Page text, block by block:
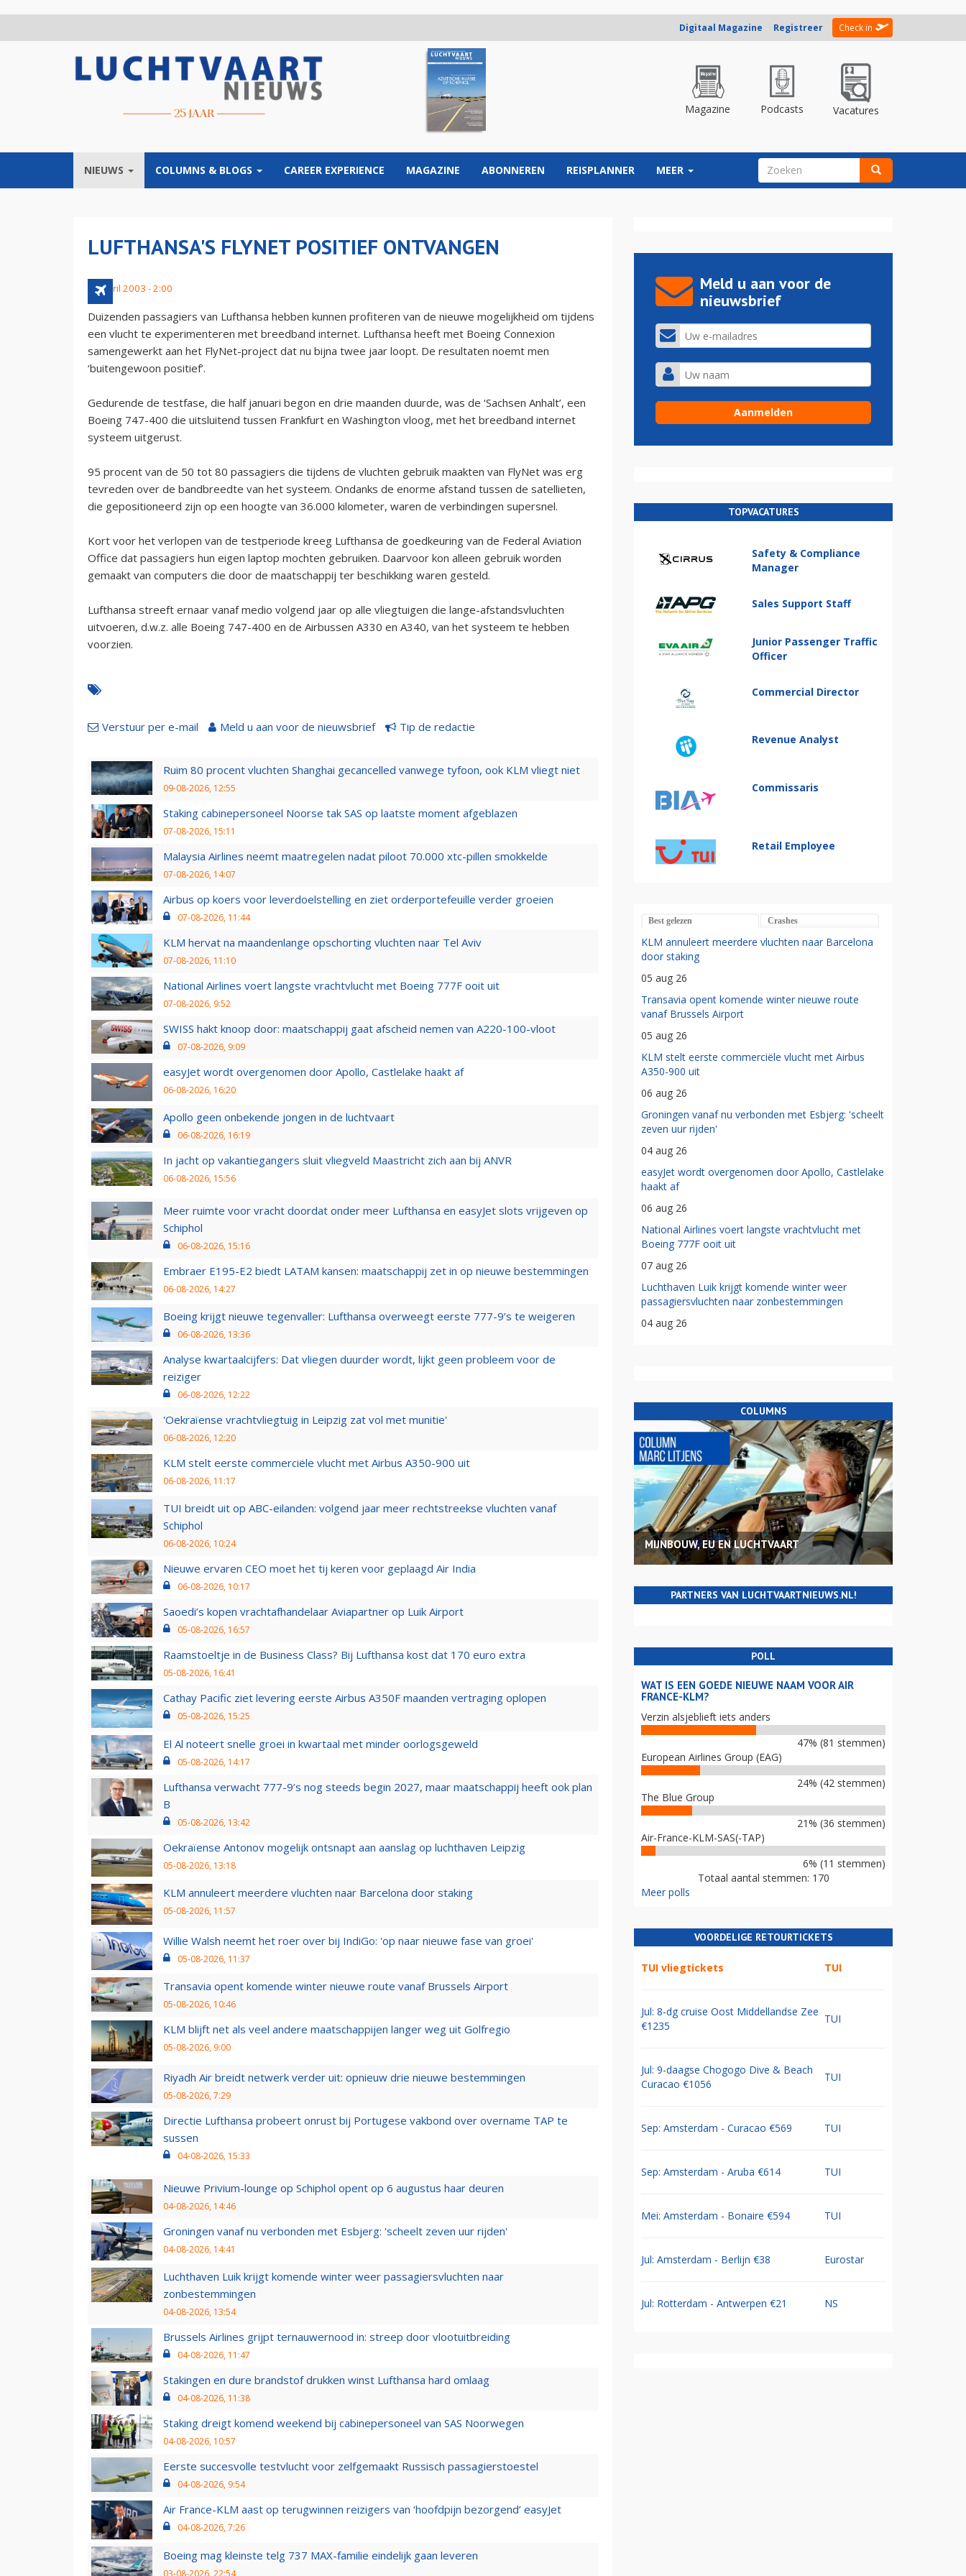
Digitaal Magazine Registreer Check in
Magazine Podcasts Vacatures
NIEUWS COLUMNS & BLOGS CAREER EXPERIENCE MAGAZINE ABONNEREN REISPLANNER MEER ZOEKVELD
LUFTHANSA'S FLYNET POSITIEF ONTVANGEN
24 april 2003 - 2:00
Duizenden passagiers van Lufthansa hebben kunnen profiteren van de nieuwe mogelijkheid om tijdens
een vlucht te experimenteren met breedband internet. Lufthansa heeft met Boeing Connexion
samengewerkt aan het FlyNet-project dat nu bijna twee jaar loopt. De resultaten noemt men
‘buitengewoon positief’.
Gedurende de testfase, die half januari begon en drie maanden duurde, was de ‘Sachsen Anhalt’, een
Boeing 747-400 die uitsluitend tussen Frankfurt en Washington vloog, met het breedband internet
systeem uitgerust.
95 procent van de 50 tot 80 passagiers die tijdens de vluchten gebruik maakten van FlyNet was erg
tevreden over de bandbreedte van het systeem. Ondanks de enorme afstand tussen de satellieten,
die gepositioneerd zijn op een hoogte van 36.000 kilometer, waren de verbindingen supersnel.
Kort voor het verlopen van de testperiode kreeg Lufthansa de goedkeuring van de Federal Aviation
Office dat passagiers hun eigen laptop mochten gebruiken. Daarvoor kon alleen gebruik worden
gemaakt van computers die door de maatschappij ter beschikking waren gesteld.
Lufthansa streeft ernaar vanaf medio volgend jaar op alle vliegtuigen die lange-afstandsvluchten
uitvoeren, d.w.z. alle Boeing 747-400 en de Airbussen A330 en A340, van het systeem te hebben
voorzien.
Verstuur per e-mail Meld u aan voor de nieuwsbrief Tip de redactie
Ruim 80 procent vluchten Shanghai gecancelled vanwege tyfoon, ook KLM vliegt niet
09-08-2026, 12:55
Staking cabinepersoneel Noorse tak SAS op laatste moment afgeblazen
07-08-2026, 15:11
Malaysia Airlines neemt maatregelen nadat piloot 70.000 xtc-pillen smokkelde
07-08-2026, 14:07
Airbus op koers voor leverdoelstelling en ziet orderportefeuille verder groeien
07-08-2026, 11:44
KLM hervat na maandenlange opschorting vluchten naar Tel Aviv
07-08-2026, 11:10
National Airlines voert langste vrachtvlucht met Boeing 777F ooit uit
07-08-2026, 9:52
SWISS hakt knoop door: maatschappij gaat afscheid nemen van A220-100-vloot
07-08-2026, 9:09
easyJet wordt overgenomen door Apollo, Castlelake haakt af
06-08-2026, 16:20
Apollo geen onbekende jongen in de luchtvaart
06-08-2026, 16:19
In jacht op vakantiegangers sluit vliegveld Maastricht zich aan bij ANVR
06-08-2026, 15:56
Meer ruimte voor vracht doordat onder meer Lufthansa en easyJet slots vrijgeven op
Schiphol
06-08-2026, 15:16
Embraer E195-E2 biedt LATAM kansen: maatschappij zet in op nieuwe bestemmingen
06-08-2026, 14:27
Boeing krijgt nieuwe tegenvaller: Lufthansa overweegt eerste 777-9’s te weigeren
06-08-2026, 13:36
Analyse kwartaalcijfers: Dat vliegen duurder wordt, lijkt geen probleem voor de
reiziger
06-08-2026, 12:22
'Oekraïense vrachtvliegtuig in Leipzig zat vol met munitie'
06-08-2026, 12:20
KLM stelt eerste commerciële vlucht met Airbus A350-900 uit
06-08-2026, 11:17
TUI breidt uit op ABC-eilanden: volgend jaar meer rechtstreekse vluchten vanaf
Schiphol
06-08-2026, 10:24
Nieuwe ervaren CEO moet het tij keren voor geplaagd Air India
06-08-2026, 10:17
Saoedi’s kopen vrachtafhandelaar Aviapartner op Luik Airport
05-08-2026, 16:57
Raamstoeltje in de Business Class? Bij Lufthansa kost dat 170 euro extra
05-08-2026, 16:41
Cathay Pacific ziet levering eerste Airbus A350F maanden vertraging oplopen
05-08-2026, 15:25
El Al noteert snelle groei in kwartaal met minder oorlogsgeweld
05-08-2026, 14:17
Lufthansa verwacht 777-9’s nog steeds begin 2027, maar maatschappij heeft ook plan
B
05-08-2026, 13:42
Oekraïense Antonov mogelijk ontsnapt aan aanslag op luchthaven Leipzig
05-08-2026, 13:18
KLM annuleert meerdere vluchten naar Barcelona door staking
05-08-2026, 11:57
Willie Walsh neemt het roer over bij IndiGo: 'op naar nieuwe fase van groei'
05-08-2026, 11:37
Transavia opent komende winter nieuwe route vanaf Brussels Airport
05-08-2026, 10:46
KLM blijft net als veel andere maatschappijen langer weg uit Golfregio
05-08-2026, 9:00
Riyadh Air breidt netwerk verder uit: opnieuw drie nieuwe bestemmingen
05-08-2026, 7:29
Directie Lufthansa probeert onrust bij Portugese vakbond over overname TAP te
sussen
04-08-2026, 15:33
Nieuwe Privium-lounge op Schiphol opent op 6 augustus haar deuren
04-08-2026, 14:46
Groningen vanaf nu verbonden met Esbjerg: 'scheelt zeven uur rijden'
04-08-2026, 14:41
Luchthaven Luik krijgt komende winter weer passagiersvluchten naar
zonbestemmingen
04-08-2026, 13:54
Brussels Airlines grijpt ternauwernood in: streep door vlootuitbreiding
04-08-2026, 11:47
Stakingen en dure brandstof drukken winst Lufthansa hard omlaag
04-08-2026, 11:38
Staking dreigt komend weekend bij cabinepersoneel van SAS Noorwegen
04-08-2026, 10:57
Eerste succesvolle testvlucht voor zelfgemaakt Russisch passagierstoestel
04-08-2026, 9:54
Air France-KLM aast op terugwinnen reizigers van ‘hoofdpijn bezorgend’ easyJet
04-08-2026, 7:26
Boeing mag kleinste telg 737 MAX-familie eindelijk gaan leveren
03-08-2026, 22:54
Meld u aan voor de
nieuwsbrief
TOPVACATURES
Safety & Compliance
Manager
Sales Support Staff
Junior Passenger Traffic
Officer
Commercial Director
Revenue Analyst
Commissaris
Retail Employee
Best gelezen Crashes
KLM annuleert meerdere vluchten naar Barcelona
door staking
05 aug 26
Transavia opent komende winter nieuwe route
vanaf Brussels Airport
05 aug 26
KLM stelt eerste commerciële vlucht met Airbus
A350-900 uit
06 aug 26
Groningen vanaf nu verbonden met Esbjerg: 'scheelt
zeven uur rijden'
04 aug 26
easyJet wordt overgenomen door Apollo, Castlelake
haakt af
06 aug 26
National Airlines voert langste vrachtvlucht met
Boeing 777F ooit uit
07 aug 26
Luchthaven Luik krijgt komende winter weer
passagiersvluchten naar zonbestemmingen
04 aug 26
COLUMNS
MIJNBOUW, EU EN LUCHTVAART
PARTNERS VAN LUCHTVAARTNIEUWS.NL!
POLL
WAT IS EEN GOEDE NIEUWE NAAM VOOR AIR
FRANCE-KLM?
Verzin alsjeblieft iets anders
47% (81 stemmen)
European Airlines Group (EAG)
24% (42 stemmen)
The Blue Group
21% (36 stemmen)
Air-France-KLM-SAS(-TAP)
6% (11 stemmen)
Totaal aantal stemmen: 170
Meer polls
VOORDELIGE RETOURTICKETS
TUI vliegtickets TUI
Jul: 8-dg cruise Oost Middellandse Zee
€1235
TUI
Jul: 9-daagse Chogogo Dive & Beach
Curacao €1056
TUI
Sep: Amsterdam - Curacao €569 TUI
Sep: Amsterdam - Aruba €614 TUI
Mei: Amsterdam - Bonaire €594 TUI
Jul: Amsterdam - Berlijn €38 Eurostar
Jul: Rotterdam - Antwerpen €21 NS